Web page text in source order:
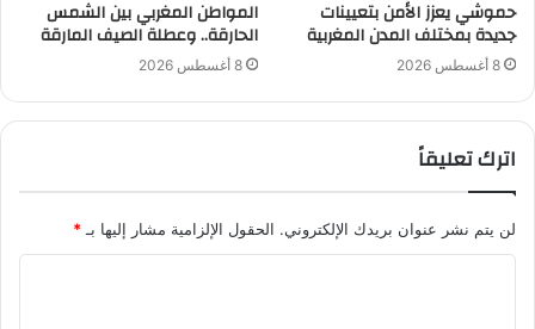
حموشي يعزز الأمن بتعيينات
جديدة بمختلف المدن المغربية
8 أغسطس 2026
المواطن المغربي بين الشمس
الحارقة.. وعطلة الصيف المارقة
8 أغسطس 2026
اترك تعليقاً
لن يتم نشر عنوان بريدك الإلكتروني. الحقول الإلزامية مشار إليها بـ *